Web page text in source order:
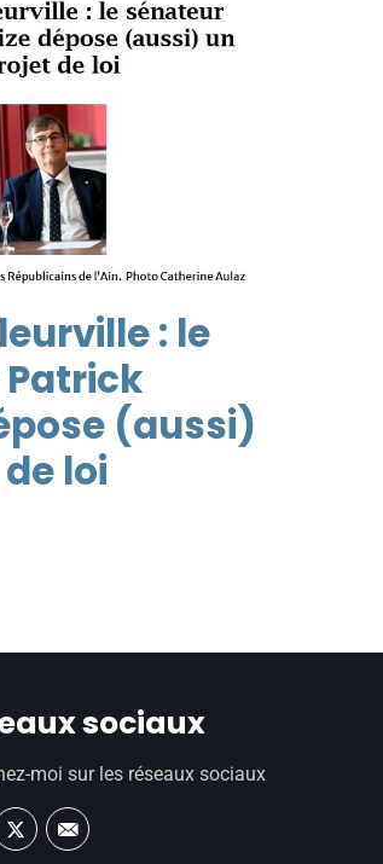
: le
(aussi)
loi
sociaux
moi sur les réseaux sociaux